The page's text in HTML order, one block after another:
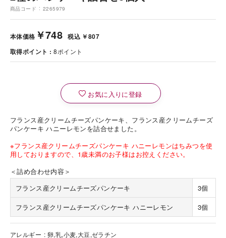
商品コード 2265979
本体価格 ￥748 税込 ￥807
取得ポイント
8ポイント
お気に入りに登録
フランス産クリームチーズパンケーキ、フランス産クリームチーズ
パンケーキ ハニーレモンを詰合せました。
※フランス産クリームチーズパンケーキ ハニーレモンはちみつを使
用しておりますので、1歳未満のお子様はお控えください。
＜詰め合わせ内容＞
フランス産クリームチーズパンケーキ
3個
フランス産クリームチーズパンケーキ ハニーレモン
3個
アレルギー 卵,乳,小麦,大豆,ゼラチン